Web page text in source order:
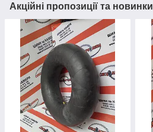
Акційні пропозиції та новинки